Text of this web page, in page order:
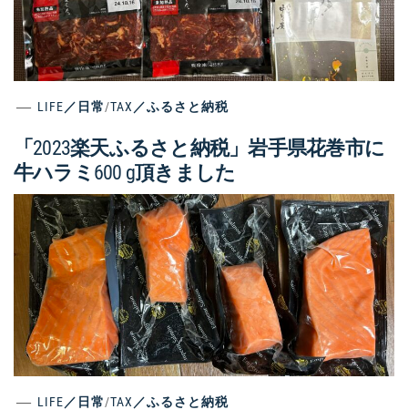
LIFE／日常/TAX／ふるさと納税
「2023楽天ふるさと納税」岩手県花巻市に
牛ハラミ600 g頂きました
LIFE／日常/TAX／ふるさと納税